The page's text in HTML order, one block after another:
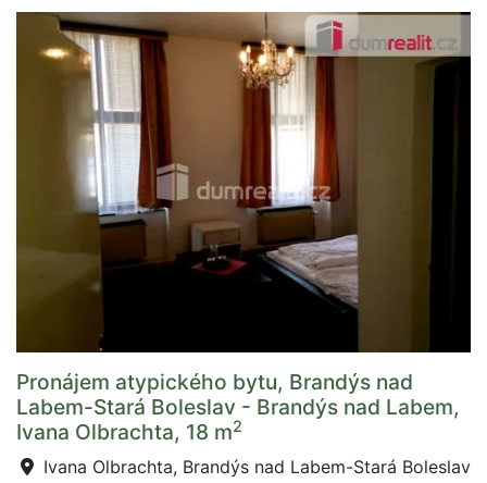
Pronájem atypického bytu, Brandýs nad
Labem-Stará Boleslav - Brandýs nad Labem,
Ivana Olbrachta, 18 m2
Ivana Olbrachta, Brandýs nad Labem-Stará Boleslav